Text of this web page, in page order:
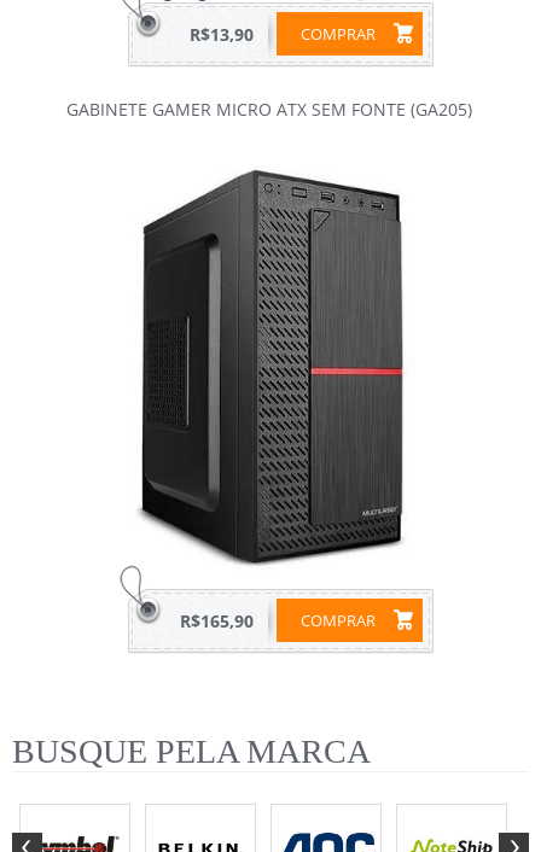
COMPRAR
R$13,90
GABINETE GAMER MICRO ATX SEM FONTE (GA205)
COMPRAR
R$165,90
BUSQUE PELA MARCA